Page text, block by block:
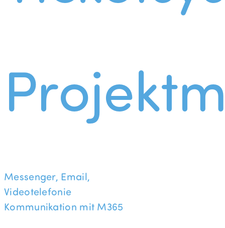
Messenger, Email,
Videotelefonie
Kommunikation mit M365